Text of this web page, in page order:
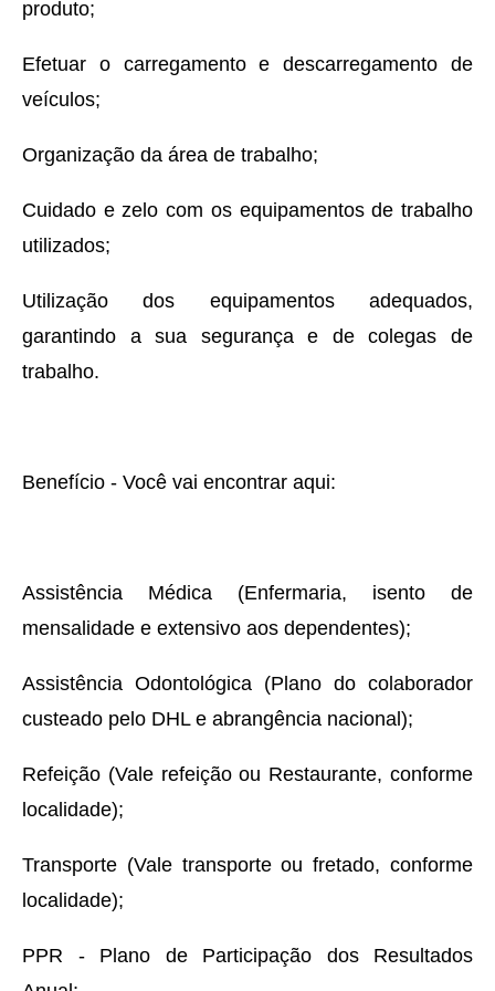
produto;
Efetuar o carregamento e descarregamento de
veículos;
Organização da área de trabalho;
Cuidado e zelo com os equipamentos de trabalho
utilizados;
Utilização dos equipamentos adequados,
garantindo a sua segurança e de colegas de
trabalho.
Benefício - Você vai encontrar aqui:
Assistência Médica (Enfermaria, isento de
mensalidade e extensivo aos dependentes);
Assistência Odontológica (Plano do colaborador
custeado pelo DHL e abrangência nacional);
Refeição (Vale refeição ou Restaurante, conforme
localidade);
Transporte (Vale transporte ou fretado, conforme
localidade);
PPR - Plano de Participação dos Resultados